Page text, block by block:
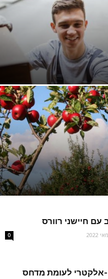
חיישני רוורס
0
אלקטרי לעומת מדחס